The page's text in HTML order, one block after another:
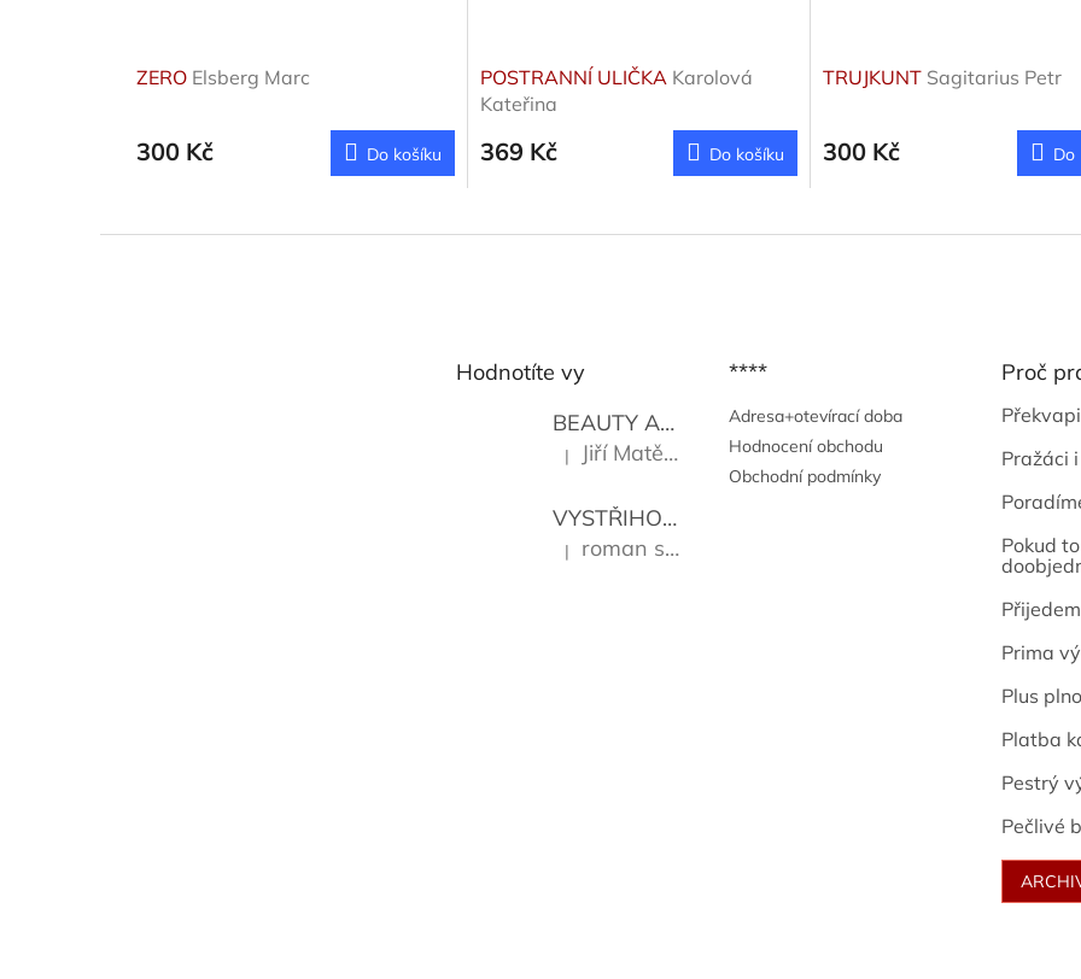
ZERO Elsberg Marc
300 Kč Do košíku
POSTRANNÍ ULIČKA Karolová
Kateřina
369 Kč Do košíku
TRUJKUNT Sagitarius Petr
300 Kč Do
Hodnotíte vy
BEAUTY AND THE BEAT
Go Go's
Hodnocení produktu je 5 z 5 hvězdiček.
| Jiří Matějů
VYSTŘIHOVÁNKY - PRAŽSKÉ PAMÁTKY Kropáček
Hodnocení produktu je 5 z 5 hvězdiček.
| roman sekanina
****
Adresa+otevírací doba
Hodnocení obchodu
Obchodní podmínky
Proč
Pražáci
Pokud
Prima
Plus
Platba
Pestrý
Pečlivé